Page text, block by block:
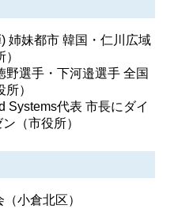
姉妹都市 韓国・仁川広域
野選手・下河邉選手 全国
）
Systems代表 市長にダイ
（市役所）
小倉北区）